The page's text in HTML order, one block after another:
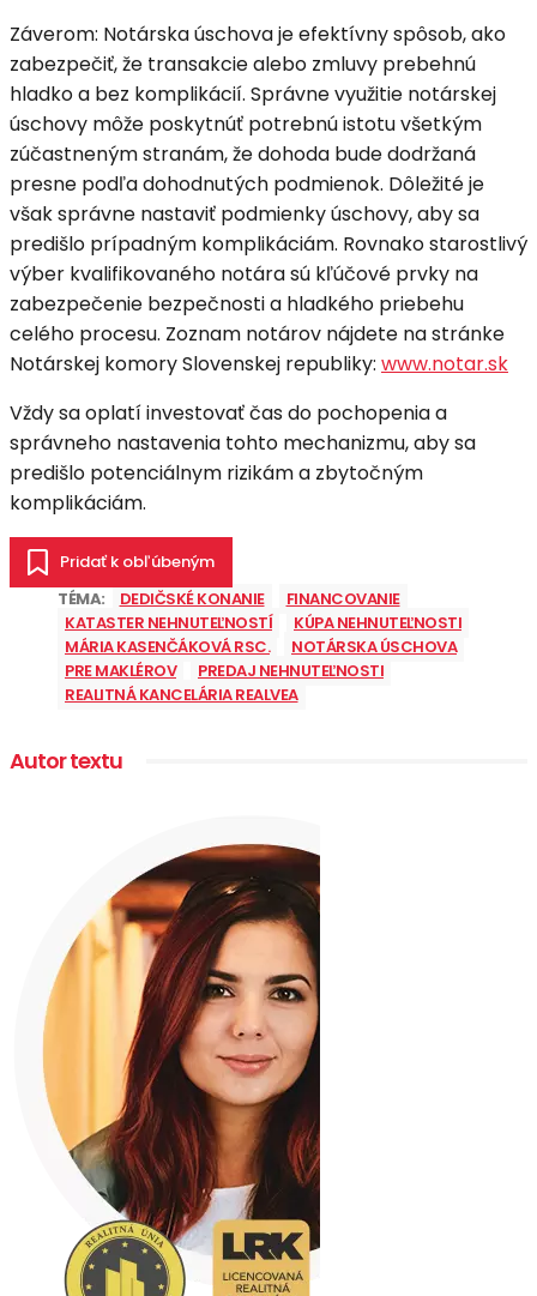
Záverom: Notárska úschova je efektívny spôsob, ako
zabezpečiť, že transakcie alebo zmluvy prebehnú
hladko a bez komplikácií. Správne využitie notárskej
úschovy môže poskytnúť potrebnú istotu všetkým
zúčastneným stranám, že dohoda bude dodržaná
presne podľa dohodnutých podmienok. Dôležité je
však správne nastaviť podmienky úschovy, aby sa
predišlo prípadným komplikáciám. Rovnako starostlivý
výber kvalifikovaného notára sú kľúčové prvky na
zabezpečenie bezpečnosti a hladkého priebehu
celého procesu. Zoznam notárov nájdete na stránke
Notárskej komory Slovenskej republiky: www.notar.sk
Vždy sa oplatí investovať čas do pochopenia a
správneho nastavenia tohto mechanizmu, aby sa
predišlo potenciálnym rizikám a zbytočným
komplikáciám.
Pridať k obľúbeným
TÉMA:
DEDIČSKÉ KONANIE
FINANCOVANIE
KATASTER NEHNUTEĽNOSTÍ
KÚPA NEHNUTEĽNOSTI
MÁRIA KASENČÁKOVÁ RSC.
NOTÁRSKA ÚSCHOVA
PRE MAKLÉROV
PREDAJ NEHNUTEĽNOSTI
REALITNÁ KANCELÁRIA REALVEA
Autor textu